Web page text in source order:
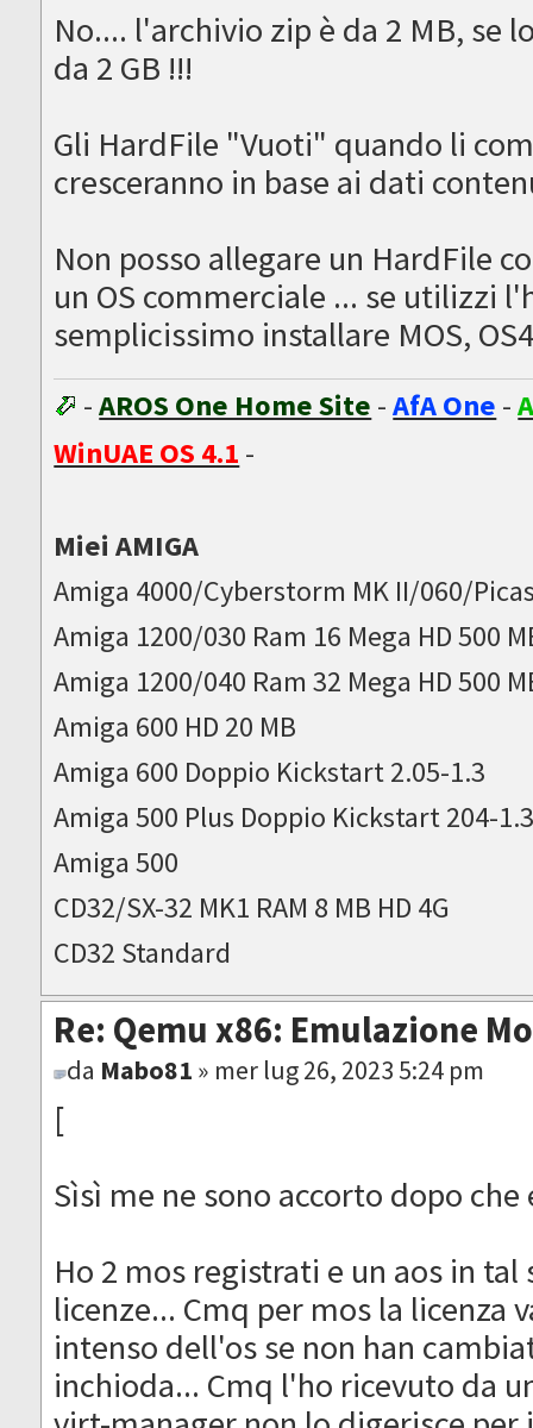
No.... l'archivio zip è da 2 MB, se
da 2 GB !!!
Gli HardFile "Vuoti" quando li
cresceranno in base ai dati
Non posso allegare un HardFile
un OS commerciale ... se utilizzi
semplicissimo installare MOS,
-AROS One Home Site -AfA One -
WinUAE OS 4.1 -
Miei AMIGA
Amiga 4000/Cyberstorm MK II/060/
Amiga 1200/030 Ram 16 Mega HD 500
Amiga 1200/040 Ram 32 Mega HD 500
Amiga 600 HD 20 MB
Amiga 600 Doppio Kickstart 2.05-1.3
Amiga 500 Plus Doppio Kickstart 204-
Amiga 500
CD32/SX-32 MK1 RAM 8 MB HD 4G
CD32 Standard
Re: Qemu x86: Emulazione
da Mabo81 » mer lug 26, 2023 5:24 pm
[
Sìsì me ne sono accorto dopo
Ho 2 mos registrati e un aos in
licenze... Cmq per mos la licenza
intenso dell'os se non han
inchioda... Cmq l'ho ricevuto da